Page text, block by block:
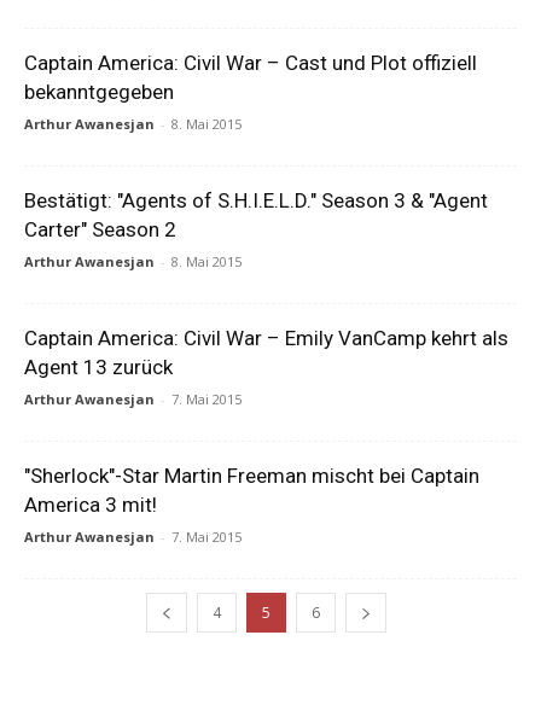
Captain America: Civil War – Cast und Plot offiziell
bekanntgegeben
Arthur Awanesjan - 8. Mai 2015
Bestätigt: "Agents of S.H.I.E.L.D." Season 3 & "Agent
Carter" Season 2
Arthur Awanesjan - 8. Mai 2015
Captain America: Civil War – Emily VanCamp kehrt als
Agent 13 zurück
Arthur Awanesjan - 7. Mai 2015
"Sherlock"-Star Martin Freeman mischt bei Captain
America 3 mit!
Arthur Awanesjan - 7. Mai 2015
4 5 6